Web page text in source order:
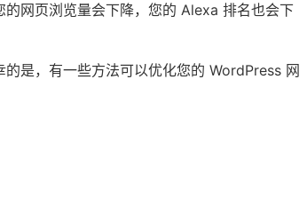
网页浏览量会下降，您的 Alexa 排名也会下
是，有一些方法可以优化您的 WordPress 网